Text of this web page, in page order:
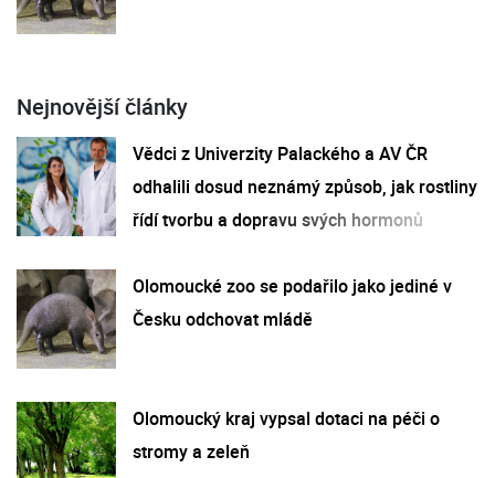
Nejnovější články
Vědci z Univerzity Palackého a AV ČR
odhalili dosud neznámý způsob, jak rostliny
řídí tvorbu a dopravu svých hormonů
Olomoucké zoo se podařilo jako jediné v
Česku odchovat mládě
Olomoucký kraj vypsal dotaci na péči o
stromy a zeleň